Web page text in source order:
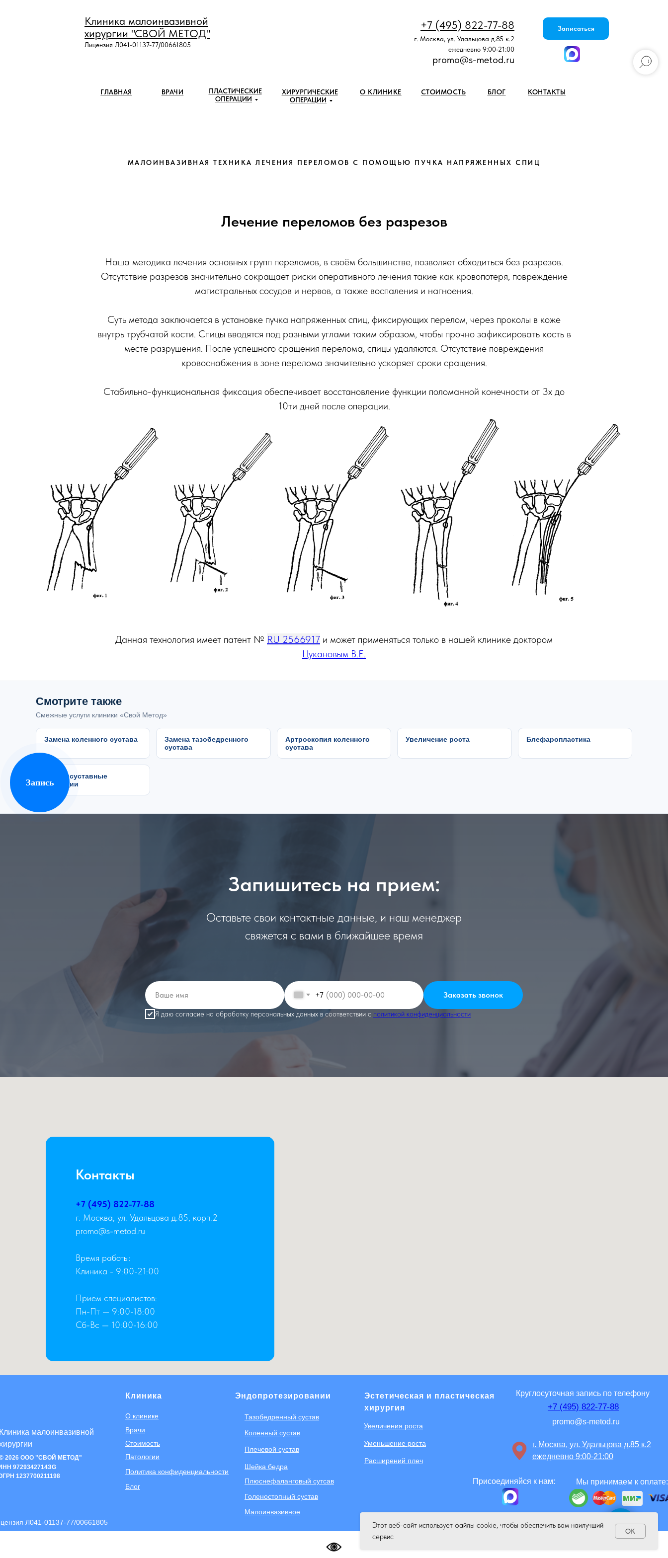
ГЛАВНАЯ ВРАЧИ
ПЛАСТИЧЕСКИЕ
ОПЕРАЦИИ
ХИРУРГИЧЕСКИЕ
ОПЕРАЦИИ
СТОИМОСТЬ КОНТАКТЫ
БЛОГ
Клиника малоинвазивной
хирургии "СВОЙ МЕТОД"
+7 (495) 822-77-88
Записаться
г. Москва, ул. Удальцова д.85 к.2
ежедневно 9:00-21:00
Лицензия Л041-01137-77/00661805
О КЛИНИКЕ
promo@s-metod.ru
МАЛОИНВАЗИВНАЯ ТЕХНИКА ЛЕЧЕНИЯ ПЕРЕЛОМОВ С ПОМОЩЬЮ ПУЧКА НАПРЯЖЕННЫХ СПИЦ
Лечение переломов без разрезов
Наша методика лечения основных групп переломов, в своём большинстве, позволяет обходиться без разрезов.
Отсутствие разрезов значительно сокращает риски оперативного лечения такие как кровопотеря, повреждение
магистральных сосудов и нервов, а также воспаления и нагноения.
Суть метода заключается в установке пучка напряженных спиц, фиксирующих перелом, через проколы в коже
внутрь трубчатой кости. Спицы вводятся под разными углами таким образом, чтобы прочно зафиксировать кость в
месте разрушения. После успешного сращения перелома, спицы удаляются. Отсутствие повреждения
кровоснабжения в зоне перелома значительно ускоряет сроки сращения.
Стабильно-функциональная фиксация обеспечивает восстановление функции поломанной конечности от 3х до
10ти дней после операции.
Данная технология имеет патент № RU 2566917 и может применяться только в нашей клинике доктором
Цукановым В.Е.
Этот веб-сайт использует файлы cookie, чтобы обеспечить вам наилучший
сервис
OK
Смотрите также
Смежные услуги клиники «Свой Метод»
Замена коленного сустава
Замена тазобедренного
сустава
Артроскопия коленного
сустава
Увеличение роста Блефаропластика
Внутрисуставные
инъекции
Запишитесь на прием:
Оставьте свои контактные данные, и наш менеджер
свяжется с вами в ближайшее время
+7
Я даю согласие на обработку персональных данных в соответствии с политикой конфиденциальности
Заказать звонок
Контакты
+7 (495) 822-77-88
г. Москва, ул. Удальцова д.85, корп.2
promo@s-metod.ru
Время работы:
Клиника - 9:00-21:00
Прием специалистов:
Пн-Пт — 9:00-18:00
Сб-Вс — 10:00-16:00
Клиника
О клинике
Эндопротезировании
Эстетическая и пластическая
хирургия
2026 ООО "СВОЙ МЕТОД"
9729342714ЗG
1237700211198
Врачи
Стоимость
Политика конфиденциальности
Патологии
Блог
Тазобедренный сустав
Коленный сустав
Плечевой сустав
Голеностопный сустав
Шейка бедра
Плюснефаланговый сутсав
Малоинвазивное
Увеличения роста
Уменьшение роста
Расширений плеч
малоинвазивной
Мы принимаем к оплате:
Присоединяйся к нам:
+7 (495) 822-77-88
Круглосуточная запись по телефону
г. Москва, ул. Удальцова д.85 к.2
ежедневно 9:00-21:00
promo@s-metod.ru
Л041-01137-77/00661805
Запись